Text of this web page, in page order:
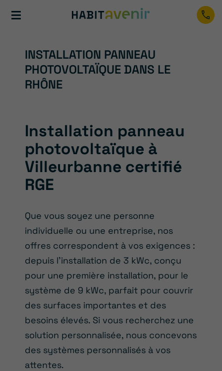
INSTALLATION PANNEAU
PHOTOVOLTAÏQUE DANS LE
RHÔNE
Installation panneau
photovoltaïque à
Villeurbanne certifié
RGE
Que vous soyez une personne
individuelle ou une entreprise, nos
offres correspondent à vos exigences :
depuis l’installation de 3 kWc, conçu
pour une première installation, pour le
système de 9 kWc, parfait pour couvrir
des surfaces importantes et des
besoins élevés. Si vous recherchez une
solution personnalisée, nous concevons
des systèmes personnalisés à vos
attentes.